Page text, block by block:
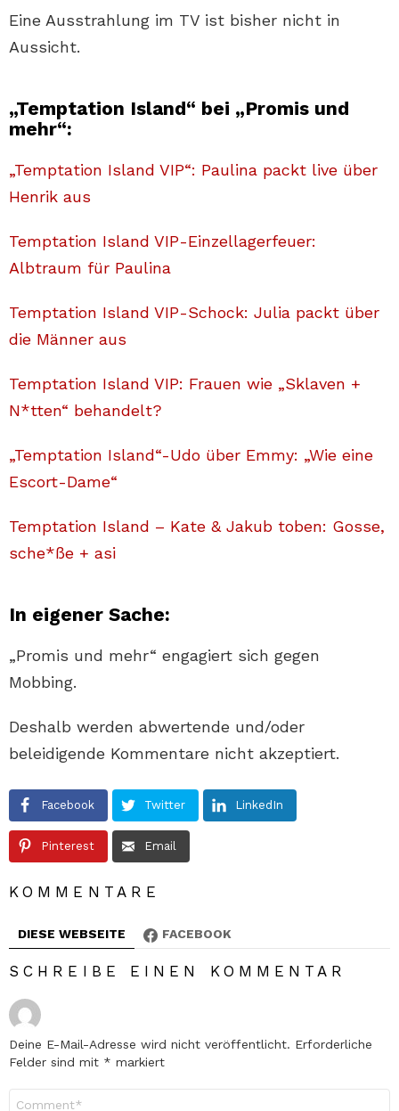
Eine Ausstrahlung im TV ist bisher nicht in
Aussicht.
„Temptation Island“ bei „Promis und
mehr“:
„Temptation Island VIP“: Paulina packt live über
Henrik aus
Temptation Island VIP-Einzellagerfeuer:
Albtraum für Paulina
Temptation Island VIP-Schock: Julia packt über
die Männer aus
Temptation Island VIP: Frauen wie „Sklaven +
N*tten“ behandelt?
„Temptation Island“-Udo über Emmy: „Wie eine
Escort-Dame“
Temptation Island – Kate & Jakub toben: Gosse,
sche*ße + asi
In eigener Sache:
„Promis und mehr“ engagiert sich gegen
Mobbing.
Deshalb werden abwertende und/oder
beleidigende Kommentare nicht akzeptiert.
Facebook Twitter LinkedIn
Pinterest Email
KOMMENTARE
DIESE WEBSEITE FACEBOOK
SCHREIBE EINEN KOMMENTAR
Deine E-Mail-Adresse wird nicht veröffentlicht. Erforderliche
Felder sind mit * markiert